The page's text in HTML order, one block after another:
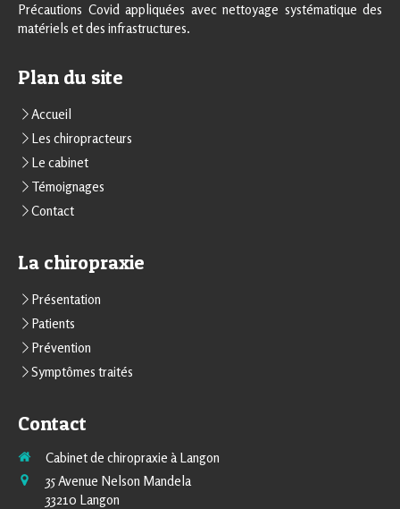
Précautions Covid appliquées avec nettoyage systématique des
matériels et des infrastructures.
Plan du site
Accueil
Les chiropracteurs
Le cabinet
Témoignages
Contact
La chiropraxie
Présentation
Patients
Prévention
Symptômes traités
Contact
Cabinet de chiropraxie à Langon
35 Avenue Nelson Mandela
33210 Langon